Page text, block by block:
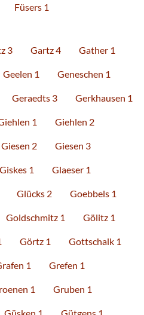
Füsers 1
3 Gartz 4 Gather 1
Geelen 1 Geneschen 1
Geraedts 3 Gerkhausen 1
1 Giehlen 2
Giesen 2 Giesen 3
Giskes 1 Glaeser 1
Glücks 2 Goebbels 1
Goldschmitz 1 Gölitz 1
Görtz 1 Gottschalk 1
1 Grefen 1
1 Gruben 1